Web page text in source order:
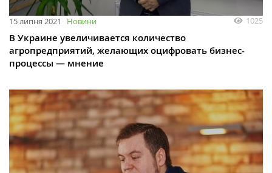
15 липня 2021 Новини 1025
В Украине увеличивается количество
агропредприятий, желающих оцифровать бизнес-
процессы — мнение